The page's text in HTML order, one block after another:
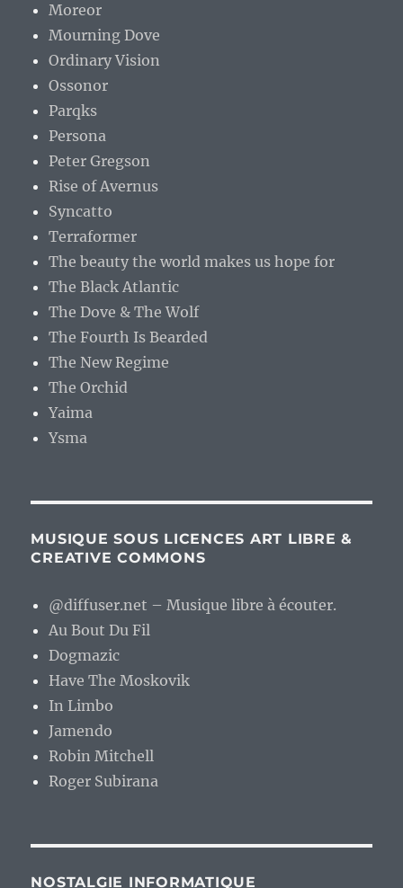
Moreor
Mourning Dove
Ordinary Vision
Ossonor
Parqks
Persona
Peter Gregson
Rise of Avernus
Syncatto
Terraformer
The beauty the world makes us hope for
The Black Atlantic
The Dove & The Wolf
The Fourth Is Bearded
The New Regime
The Orchid
Yaima
Ysma
MUSIQUE SOUS LICENCES ART LIBRE &
CREATIVE COMMONS
@diffuser.net – Musique libre à écouter.
Au Bout Du Fil
Dogmazic
Have The Moskovik
In Limbo
Jamendo
Robin Mitchell
Roger Subirana
NOSTALGIE INFORMATIQUE